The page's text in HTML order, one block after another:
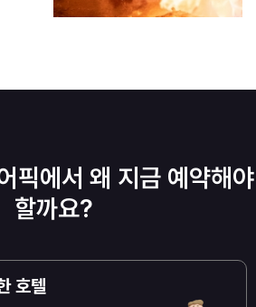
픽에서 왜 지금 예약해야
할까요?
호텔